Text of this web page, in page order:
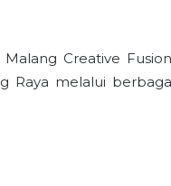
Creative
Raya melalui